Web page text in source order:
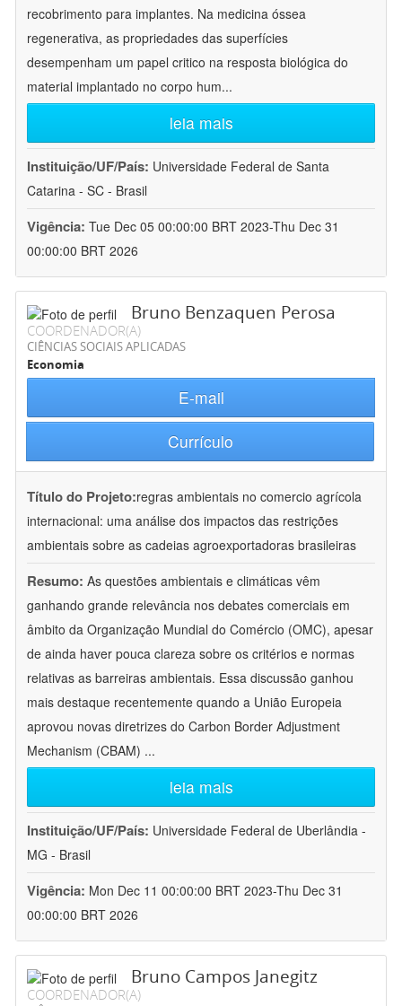
recobrimento para implantes. Na medicina óssea
regenerativa, as propriedades das superfícies
desempenham um papel critico na resposta biológica do
material implantado no corpo hum...
leia mais
Instituição/UF/País: Universidade Federal de Santa
Catarina - SC - Brasil
Vigência: Tue Dec 05 00:00:00 BRT 2023-Thu Dec 31
00:00:00 BRT 2026
Bruno Benzaquen Perosa
COORDENADOR(A)
CIÊNCIAS SOCIAIS APLICADAS
Economia
E-mail
Currículo
Título do Projeto:regras ambientais no comercio agrícola
internacional: uma análise dos impactos das restrições
ambientais sobre as cadeias agroexportadoras brasileiras
Resumo: As questões ambientais e climáticas vêm
ganhando grande relevância nos debates comerciais em
âmbito da Organização Mundial do Comércio (OMC), apesar
de ainda haver pouca clareza sobre os critérios e normas
relativas as barreiras ambientais. Essa discussão ganhou
mais destaque recentemente quando a União Europeia
aprovou novas diretrizes do Carbon Border Adjustment
Mechanism (CBAM) ...
leia mais
Instituição/UF/País: Universidade Federal de Uberlândia -
MG - Brasil
Vigência: Mon Dec 11 00:00:00 BRT 2023-Thu Dec 31
00:00:00 BRT 2026
Bruno Campos Janegitz
COORDENADOR(A)